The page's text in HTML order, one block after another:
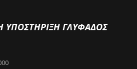
ΥΠΟΣΤΗΡΙΞΗ ΓΛΥΦΑΔΟΣ